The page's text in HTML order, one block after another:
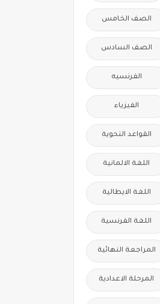
الصف الخامس
الصف السادس
الفرنسيه
الفيزياء
القواعد النحوية
اللغة الالمانية
اللغة الايطالية
اللغة الفرنسية
المراجعة النهائية
المرحلة الاعدادية